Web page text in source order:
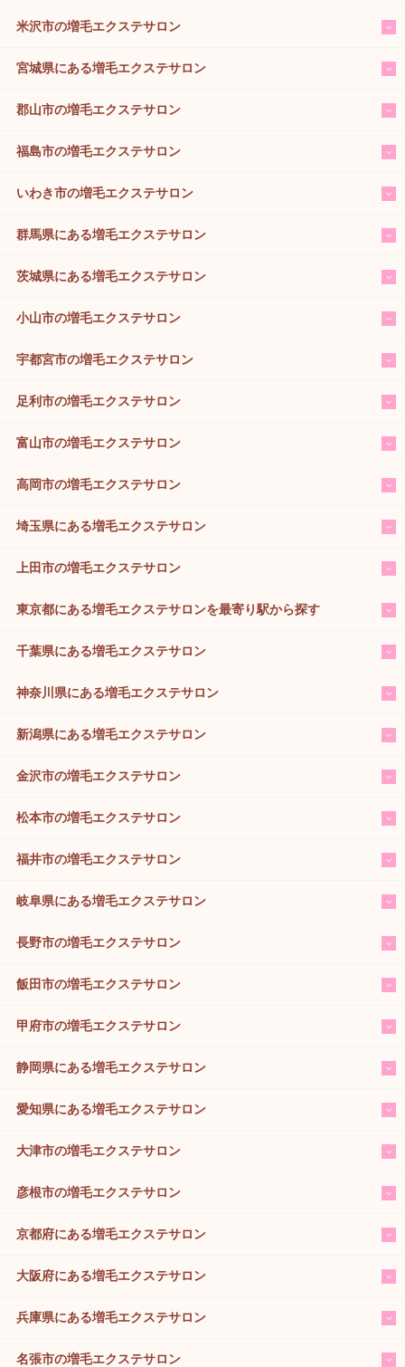
米沢市の増毛エクステサロン
宮城県にある増毛エクステサロン
郡山市の増毛エクステサロン
福島市の増毛エクステサロン
いわき市の増毛エクステサロン
群馬県にある増毛エクステサロン
茨城県にある増毛エクステサロン
小山市の増毛エクステサロン
宇都宮市の増毛エクステサロン
足利市の増毛エクステサロン
富山市の増毛エクステサロン
高岡市の増毛エクステサロン
埼玉県にある増毛エクステサロン
上田市の増毛エクステサロン
東京都にある増毛エクステサロンを最寄り駅から探す
千葉県にある増毛エクステサロン
神奈川県にある増毛エクステサロン
新潟県にある増毛エクステサロン
金沢市の増毛エクステサロン
松本市の増毛エクステサロン
福井市の増毛エクステサロン
岐阜県にある増毛エクステサロン
長野市の増毛エクステサロン
飯田市の増毛エクステサロン
甲府市の増毛エクステサロン
静岡県にある増毛エクステサロン
愛知県にある増毛エクステサロン
大津市の増毛エクステサロン
彦根市の増毛エクステサロン
京都府にある増毛エクステサロン
大阪府にある増毛エクステサロン
兵庫県にある増毛エクステサロン
名張市の増毛エクステサロン